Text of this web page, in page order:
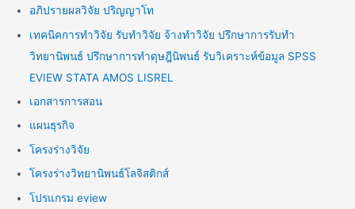
อภิปรายผลวิจัย ปริญญาโท
เทคนิคการทำวิจัย รับทำวิจัย จ้างทำวิจัย ปรึกษาการรับทำ
วิทยานิพนธ์ ปรึกษาการทำดุษฎีนิพนธ์ รับวิเคราะห์ข้อมูล SPSS
EVIEW STATA AMOS LISREL
เอกสารการสอน
แผนธุรกิจ
โครงร่างวิจัย
โครงร่างวิทยานิพนธ์โลจิสติกส์
โปรแกรม eview